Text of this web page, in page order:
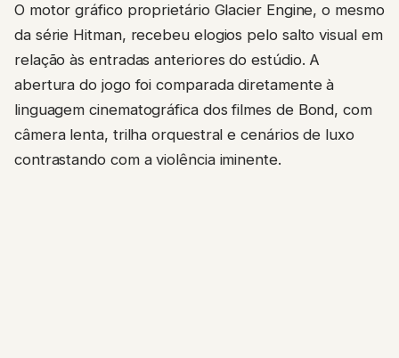
O motor gráfico proprietário Glacier Engine, o mesmo
da série Hitman, recebeu elogios pelo salto visual em
relação às entradas anteriores do estúdio. A
abertura do jogo foi comparada diretamente à
linguagem cinematográfica dos filmes de Bond, com
câmera lenta, trilha orquestral e cenários de luxo
contrastando com a violência iminente.